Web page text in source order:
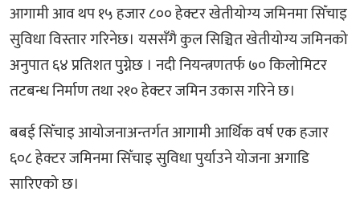
आगामी आव थप १५ हजार ८०० हेक्टर खेतीयोग्य जमिनमा सिँचाइ
सुविधा विस्तार गरिनेछ। यससँगै कुल सिञ्चित खेतीयोग्य जमिनको
अनुपात ६४ प्रतिशत पुग्नेछ । नदी नियन्त्रणतर्फ ७० किलोमिटर
तटबन्ध निर्माण तथा २१० हेक्टर जमिन उकास गरिने छ।
बबई सिँचाइ आयोजनाअन्तर्गत आगामी आर्थिक वर्ष एक हजार
६०८ हेक्टर जमिनमा सिँचाइ सुविधा पुर्याउने योजना अगाडि
सारिएको छ।